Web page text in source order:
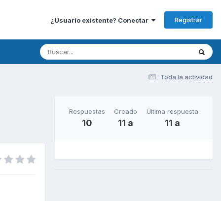
¿Usuario existente? Conectar Registrar
Toda la actividad
Respuestas
10
Creado
11 a
Última respuesta
11 a